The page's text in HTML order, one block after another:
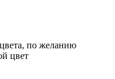
по желанию
цвет